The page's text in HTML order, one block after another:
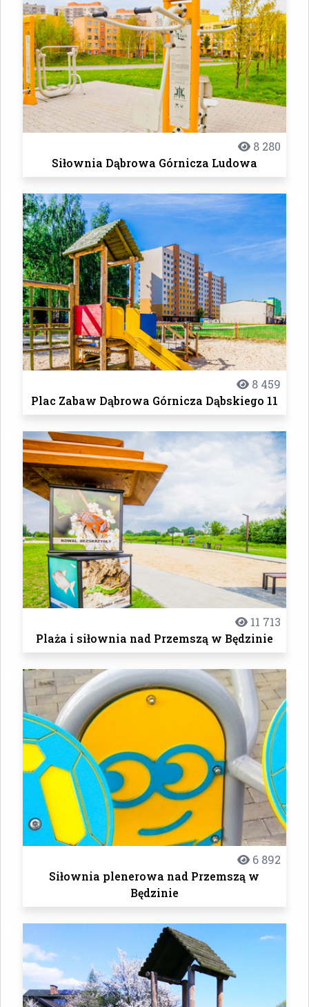
8 280
Siłownia Dąbrowa Górnicza Ludowa
8 459
Plac Zabaw Dąbrowa Górnicza Dąbskiego 11
11 713
Plaża i siłownia nad Przemszą w Będzinie
6 892
Siłownia plenerowa nad Przemszą w
Będzinie